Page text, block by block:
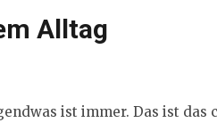
Alltag
ist immer. Das ist das